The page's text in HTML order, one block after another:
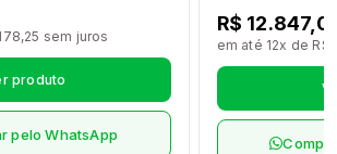
sem juros
produto
pelo WhatsApp
Max M95L
M4/B2 NSK
R$
em até 12x de